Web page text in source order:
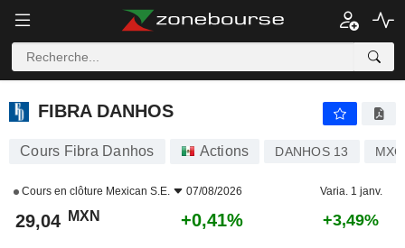
FIBRA DANHOS
FIBRA DANHOS
Cours Fibra Danhos Actions DANHOS 13
Cours en clôture Mexican S.E. 07/08/2026 Varia. 1 janv.
29,04 MXN +0,41% +3,49%